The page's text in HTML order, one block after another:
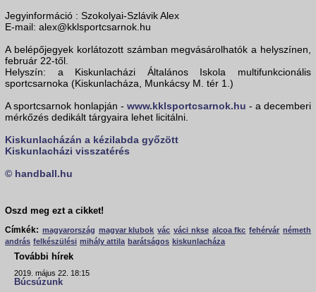
Jegyinformáció : Szokolyai-Szlávik Alex
E-mail: alex@kklsportcsarnok.hu
A belépőjegyek korlátozott számban megvásárolhatók a helyszínen,
február 22-től.
Helyszín: a Kiskunlacházi Általános Iskola multifunkcionális
sportcsarnoka (Kiskunlacháza, Munkácsy M. tér 1.)
A sportcsarnok honlapján - www.kklsportcsarnok.hu - a decemberi
mérkőzés dedikált tárgyaira lehet licitálni.
Kiskunlacházán a kézilabda győzött
Kiskunlacházi visszatérés
© handball.hu
Oszd meg ezt a cikket!
Címkék: magyarország magyar klubok vác váci nkse alcoa fkc fehérvár németh
andrás felkészülési mihály attila barátságos kiskunlacháza
További hírek
2019. május 22. 18:15
Búcsúzunk